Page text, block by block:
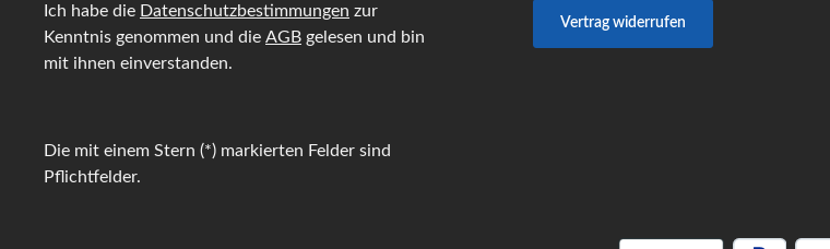
Ich habe die Datenschutzbestimmungen zur
Kenntnis genommen und die AGB gelesen und bin
mit ihnen einverstanden.
Die mit einem Stern (*) markierten Felder sind
Pflichtfelder.
Vertrag widerrufen